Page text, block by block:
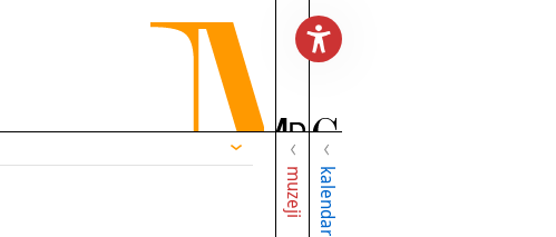
muzeji kalendar